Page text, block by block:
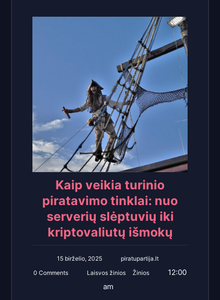
Kaip veikia turinio
piratavimo tinklai: nuo
serverių slėptuvių iki
kriptovaliutų išmokų
15 birželio, 2025
piratupartija.lt
0 Comments
Laisvos žinios Žinios
12:00
am